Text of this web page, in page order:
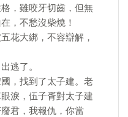
，雖咬牙切齒，但無
，不愁沒柴燒！
花大綁，不容辯解，
逃了。
，找到了太子建。老
淚，伍子胥對太子建
君，我報仇，你當